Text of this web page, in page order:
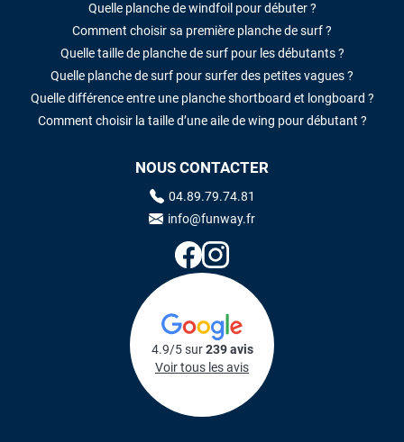
Quelle planche de windfoil pour débuter ?
Comment choisir sa première planche de surf ?
Quelle taille de planche de surf pour les débutants ?
Quelle planche de surf pour surfer des petites vagues ?
Quelle différence entre une planche shortboard et longboard ?
Comment choisir la taille d’une aile de wing pour débutant ?
NOUS CONTACTER
04.89.79.74.81
info@funway.fr
4.9/5 sur239 avis
Voir tous les avis